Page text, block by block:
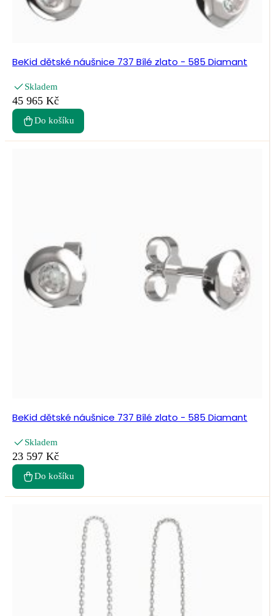
BeKid dětské náušnice 737 Bílé zlato - 585 Diamant
Skladem
45 965 Kč
Do košíku
BeKid dětské náušnice 737 Bílé zlato - 585 Diamant
Skladem
23 597 Kč
Do košíku